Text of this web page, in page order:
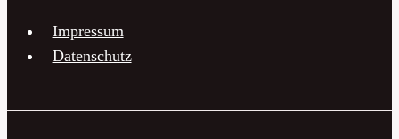
Impressum
Datenschutz